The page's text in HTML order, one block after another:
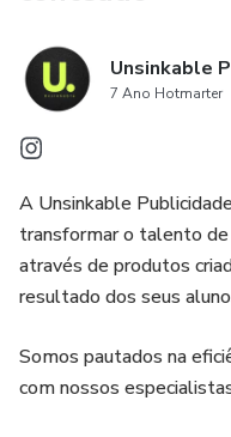
Unsinkable
7 Ano Hotmarter
A Unsinkable
transformar o talento
através de produtos
resultado dos seus
Somos pautados na
com nossos